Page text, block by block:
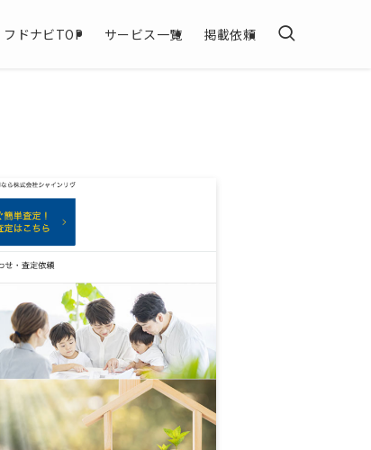
フドナビTOP サービス一覧 掲載依頼